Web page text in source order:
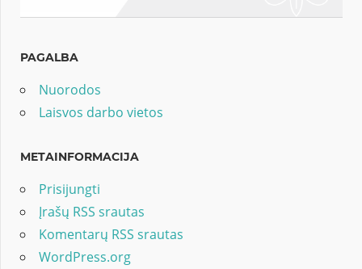
PAGALBA
Nuorodos
Laisvos darbo vietos
METAINFORMACIJA
Prisijungti
Įrašų RSS srautas
Komentarų RSS srautas
WordPress.org